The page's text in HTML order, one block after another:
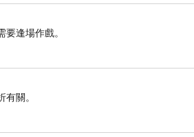
逢場作戲。
關。